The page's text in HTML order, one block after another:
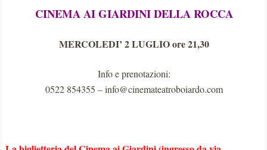
CINEMA AI GIARDINI DELLA ROCCA
MERCOLEDI’ 2 LUGLIO ore 21,30
Info e prenotazioni:
0522 854355 – info@cinemateatroboiardo.com